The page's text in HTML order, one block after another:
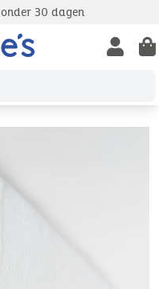
onder 30 dagen
Open